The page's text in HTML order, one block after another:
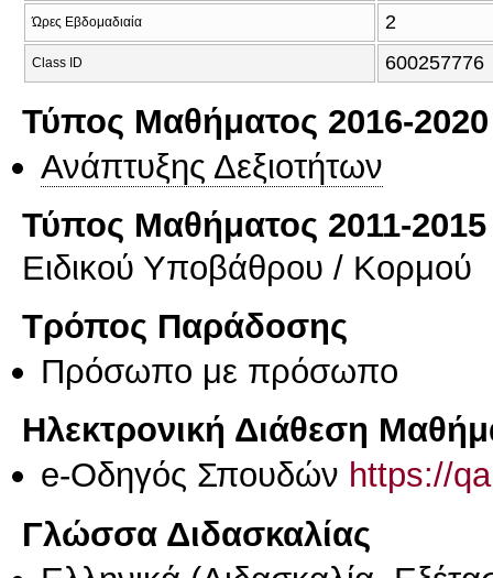
Ώρες Εβδομαδιαία 2
Class ID 600257776
Τύπος Μαθήματος 2016-2020
Ανάπτυξης Δεξιοτήτων
Τύπος Μαθήματος 2011-2015
Ειδικού Υποβάθρου / Κορμού
Τρόπος Παράδοσης
Πρόσωπο με πρόσωπο
Ηλεκτρονική Διάθεση
e-Οδηγός Σπουδών https://
Γλώσσα Διδασκαλίας